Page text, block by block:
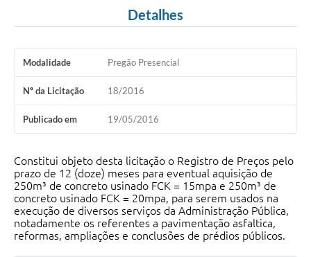
Detalhes
Modalidade Pregão Presencial
Nº da Licitação 18/2016
Publicado em 19/05/2016
Constitui objeto desta licitação o Registro de Preços pelo
prazo de 12 (doze) meses para eventual aquisição de
250m³ de concreto usinado FCK = 15mpa e 250m³ de
concreto usinado FCK = 20mpa, para serem usados na
execução de diversos serviços da Administração Pública,
notadamente os referentes a pavimentação asfaltica,
reformas, ampliações e conclusões de prédios públicos.